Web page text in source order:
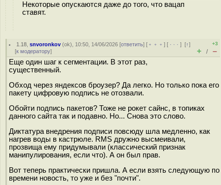
Некоторые опускаются даже до того, что вацап
ставят.
1.18 ,snvoronkov (ok), 10:50, 14/06/2026 [ответить] [ ﹢﹢﹢] [ · · ·][↑]
[к модератору]
+3
+ / –
Еще один шаг к сегментации. В этот раз,
существенный.
Обход через яндексов броузер? Да легко. Но только пока его
пакету цифровую подпись не отозвали.
Обойти подпись пакетов? Тоже не рокет сайнс, в топиках
данного сайта так и подавно. Но... Снова это слово.
Диктатура внедрения подписи повсюду шла медленно, как
нагрев воды в кастрюле. RMS дружно высмеивали,
прозвища ему придумывали (классический признак
манипулирования, если что). А он был прав.
Вот теперь практически пришла. А если взять следующую по
времени новость, то уже и без "почти".